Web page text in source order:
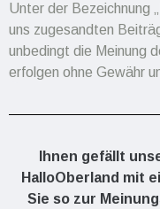
Unter der Bezeichnung
uns zugesandten
unbedingt die Meinung
erfolgen ohne Gewähr
Ihnen gefällt
HalloOberland mit
Sie so zur